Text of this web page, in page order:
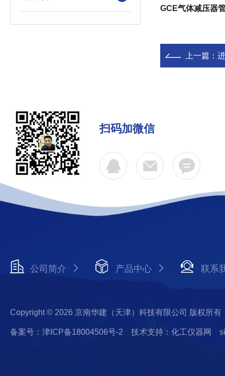
GCE气体减压器
上一篇：
扫码加微信
公司简介 产品中心 联系
Copyright © 2026 京南华建（天津）科技有限公司 版权所有
备案号：津ICP备18004506号-2 技术支持：化工仪器网